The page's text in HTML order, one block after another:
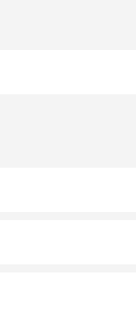
dos meses